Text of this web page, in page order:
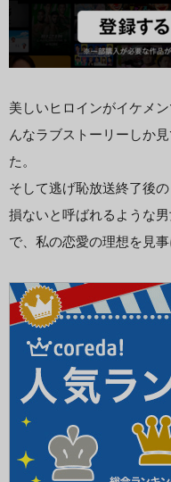
美しいヒロインがイケメ
んなラブストーリーしか
た。
そして逃げ恥放送終了後
損ないと呼ばれるような
で、私の恋愛の理想を見